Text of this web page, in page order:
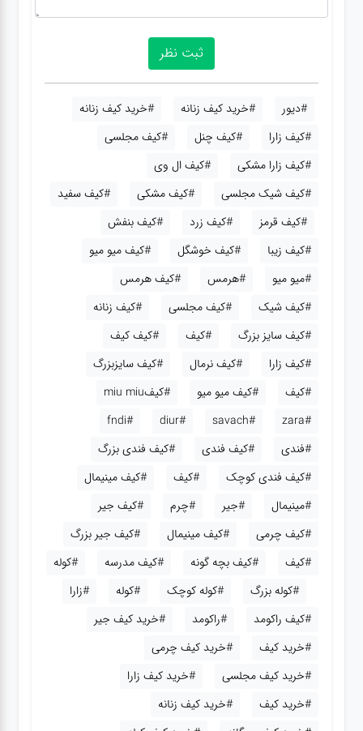
#دیور #خرید کیف زنانه
#خرید کیف زنانه
#کیف زارا
#کیف چنل
#کیف مجلسی
#کیف زارا مشکی
#کیف ال وی
#کیف شیک مجلسی
#کیف مشکی
#کیف سفید
#کیف قرمز
#کیف زرد
#کیف بنفش
#کیف زیبا
#کیف خوشگل
#کیف میو میو
#میو میو
#هرمس
#کیف هرمس
#کیف شیک
#کیف مجلسی
#کیف زنانه
#کیف سایز بزرگ
#کیف
#کیف کیف
#کیف زارا
#کیف نرمال
#کیف سایزبزرگ
#کیف
#کیف میو میو
#کیفmiu miu
#zara
#savach
#diur
#fndi
#فندی
#کیف فندی
#کیف فندی بزرگ
#کیف فندی کوچک
#کیف
#کیف مینیمال
#مینیمال
#جیر #چرم
#کیف جیر
#کیف چرمی
#کیف مینیمال
#کیف جیر بزرگ
#کیف
#کیف بچه گونه #کیف مدرسه
#کوله
#کوله بزرگ
#کوله کوچک #کوله
#زارا
#کیف راکومد
#راکومد
#خرید کیف جیر
#خرید کیف
#خرید کیف چرمی
#خرید کیف مجلسی
#خرید کیف زارا
#خرید کیف
#خرید کیف زنانه